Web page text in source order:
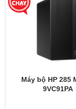
Máy bộ HP 285
9VC91PA